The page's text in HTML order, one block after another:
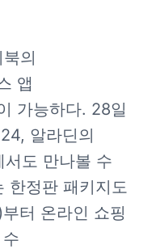
의
앱
가능하다. 28일
알라딘의
도 만나볼 수
한정판 패키지도
터 온라인 쇼핑